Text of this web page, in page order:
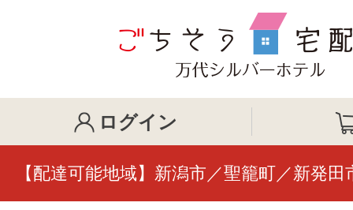
ログイン
【配達可能地域】新潟市／聖籠町／新発